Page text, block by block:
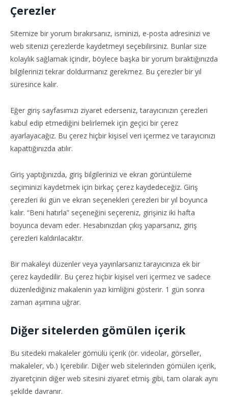
Çerezler
Sitemize bir yorum bırakırsanız, isminizi, e-posta adresinizi ve
web sitenizi çerezlerde kaydetmeyi seçebilirsiniz. Bunlar size
kolaylık sağlamak içindir, böylece başka bir yorum bıraktığınızda
bilgilerinizi tekrar doldurmanız gerekmez. Bu çerezler bir yıl
süresince kalır.
Eğer giriş sayfasımızı ziyaret ederseniz, tarayıcınızın çerezleri
kabul edip etmediğini belirlemek için geçici bir çerez
ayarlayacağız. Bu çerez hiçbir kişisel veri içermez ve tarayıcınızı
kapattığınızda atılır.
Giriş yaptığınızda, giriş bilgilerinizi ve ekran görüntüleme
seçiminizi kaydetmek için birkaç çerez kaydedeceğiz. Giriş
çerezleri iki gün ve ekran seçenekleri çerezleri bir yıl boyunca
kalır. “Beni hatırla” seçeneğini seçereniz, girişiniz iki hafta
boyunca devam eder. Hesabınızdan çıkış yaparsanız, giriş
çerezleri kaldırılacaktır.
Bir makaleyi düzenler veya yayınlarsanız tarayıcınıza ek bir
çerez kaydedilir. Bu çerez hiçbir kişisel veri içermez ve sadece
düzenlediğiniz makalenin yazı kimliğini gösterir. 1 gün sonra
zaman aşımına uğrar.
Diğer sitelerden gömülen içerik
Bu sitedeki makaleler gömülü içerik (ör. videolar, görseller,
makaleler, vb.) Içerebilir. Diğer web sitelerinden gömülen içerik,
ziyaretçinin diğer web sitesini ziyaret etmiş gibi, tam olarak aynı
şekilde davranır.